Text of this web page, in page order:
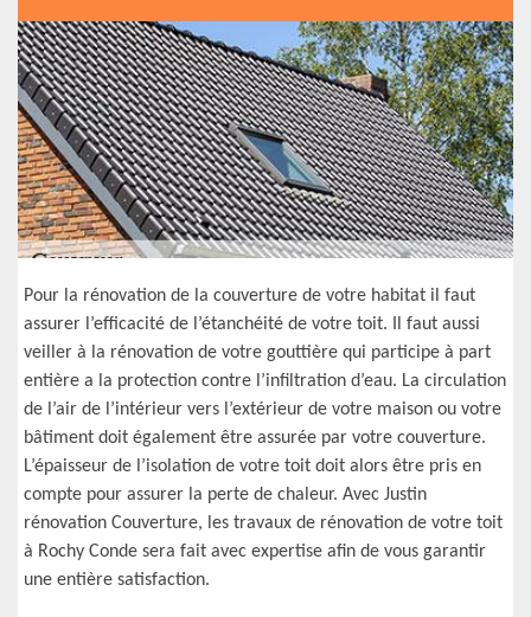
Pour la rénovation de la couverture de votre habitat il faut
assurer l’efficacité de l’étanchéité de votre toit. Il faut aussi
veiller à la rénovation de votre gouttière qui participe à part
entière a la protection contre l’infiltration d’eau. La circulation
de l’air de l’intérieur vers l’extérieur de votre maison ou votre
bâtiment doit également être assurée par votre couverture.
L’épaisseur de l’isolation de votre toit doit alors être pris en
compte pour assurer la perte de chaleur. Avec Justin
rénovation Couverture, les travaux de rénovation de votre toit
à Rochy Conde sera fait avec expertise afin de vous garantir
une entière satisfaction.